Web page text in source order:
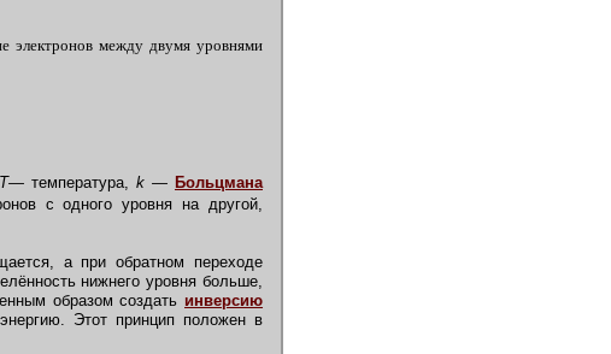
электронов между двумя уровнями
Т— температура, k — Больцмана
с одного уровня на другой,
а при обратном переходе
нижнего уровня больше,
образом создать инверсию
Этот принцип положен в